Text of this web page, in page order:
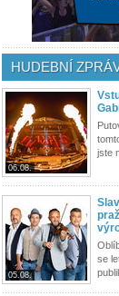
HUDEBNÍ
06.08.
jste
05.08.
se